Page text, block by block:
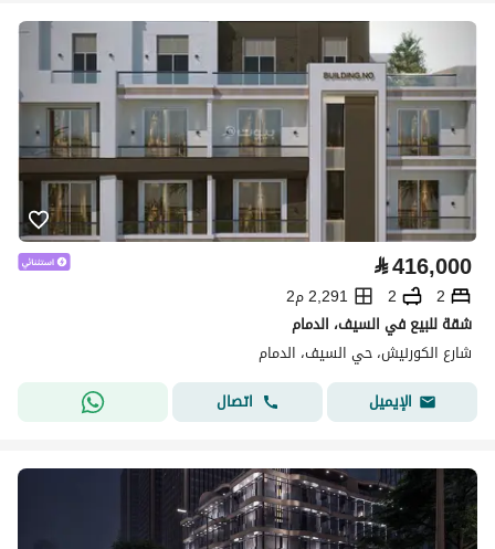
⃁416,000
2
2
2,291 م2
شقة للبيع في السيف، الدمام
شارع الكورنيش، حي السيف، الدمام
الإيميل
اتصال